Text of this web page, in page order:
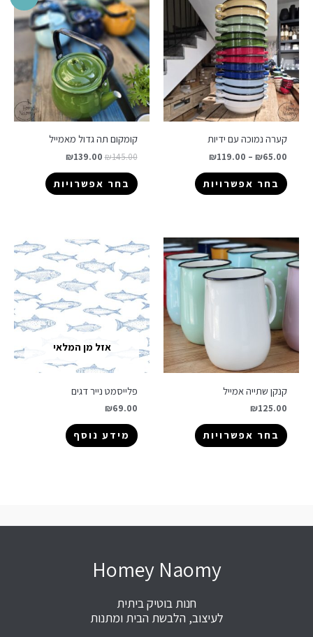
קערה נמוכה עם ידיות
₪65.00
–
₪119.00
בחר אפשרויות
קומקום תה גדול מאמייל
₪145.00
₪139.00
בחר אפשרויות
קנקן שתייה אמייל
₪125.00
בחר אפשרויות
אזל מן המלאי
פלייסמט נייר דגים
₪69.00
מידע נוסף
Homey Naomy
חנות בוטיק ביתית
לעיצוב, הלבשת הבית ומתנות